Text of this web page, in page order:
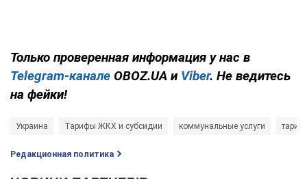
Только проверенная информация у нас в
Telegram-канале OBOZ.UA и Viber. Не ведитесь
на фейки!
Украина Тарифы ЖКХ и субсидии коммунальные услуги
Редакционная политика